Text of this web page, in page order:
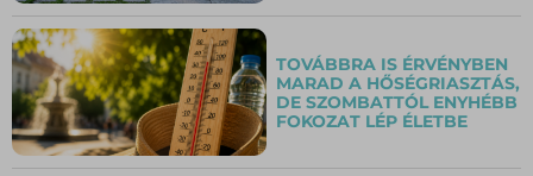
TOVÁBBRA IS ÉRVÉNYBEN
MARAD A HŐSÉGRIASZTÁS,
DE SZOMBATTÓL ENYHÉBB
FOKOZAT LÉP ÉLETBE